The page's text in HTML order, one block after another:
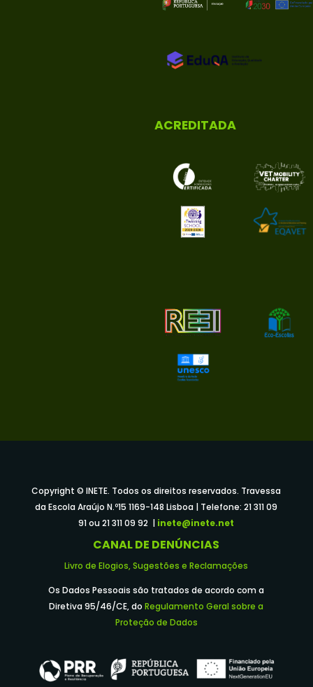
ACREDITADA
Copyright © INETE. Todos os direitos reservados. Travessa
da Escola Araújo N.º15 1169-148 Lisboa | Telefone: 21 311 09
91 ou 21 311 09 92 | inete@inete.net
CANAL DE DENÚNCIAS
Livro de Elogios, Sugestões e Reclamações
Os Dados Pessoais são tratados de acordo com a
Diretiva 95/46/CE, doRegulamento Geral sobre a
Proteção de Dados